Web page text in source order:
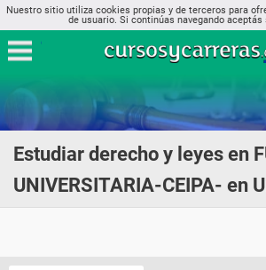
Nuestro sitio utiliza cookies propias y de terceros para
de usuario. Si continúas navegando aceptás
Estudiar derecho y leyes en
UNIVERSITARIA-CEIPA- en